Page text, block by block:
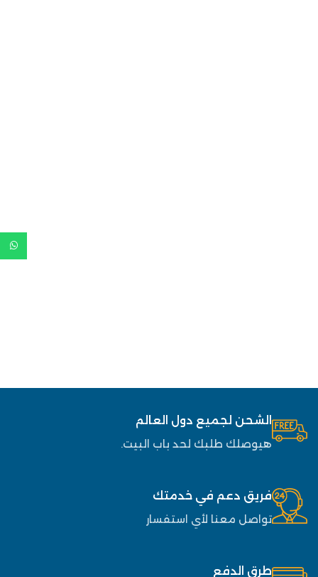
الشحن لجميع دول العالم
هيوصلك طلبك لحد باب البيت.
فريق دعم في خدمتك
تواصل معنا لأي استفسار
طرق الدفع